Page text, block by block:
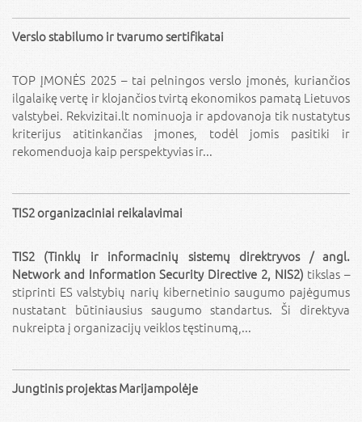
Verslo stabilumo ir tvarumo sertifikatai
TOP ĮMONĖS 2025 – tai pelningos verslo įmonės, kuriančios
ilgalaikę vertę ir klojančios tvirtą ekonomikos pamatą Lietuvos
valstybei. Rekvizitai.lt nominuoja ir apdovanoja tik nustatytus
kriterijus atitinkančias įmones, todėl jomis pasitiki ir
rekomenduoja kaip perspektyvias ir...
TIS2 organizaciniai reikalavimai
TIS2 (Tinklų ir informacinių sistemų direktryvos / angl.
Network and Information Security Directive 2, NIS2) tikslas –
stiprinti ES valstybių narių kibernetinio saugumo pajėgumus
nustatant būtiniausius saugumo standartus. Ši direktyva
nukreipta į organizacijų veiklos tęstinumą,...
Jungtinis projektas Marijampolėje